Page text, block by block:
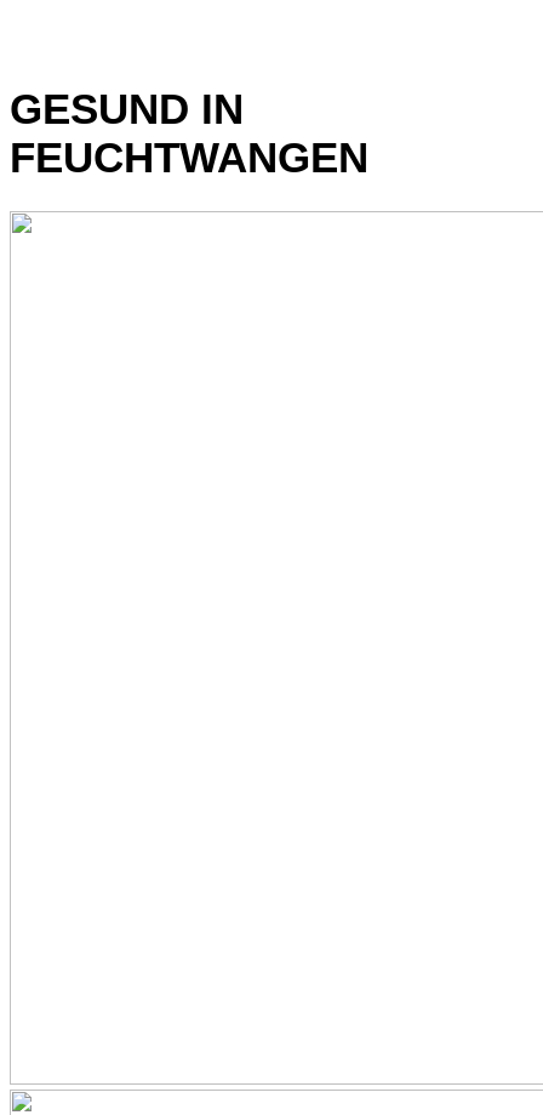
GESUND IN
FEUCHTWANGEN